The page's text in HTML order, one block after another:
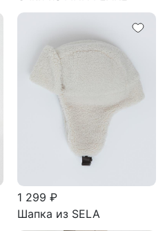
1 299 ₽
Шапка из SELA